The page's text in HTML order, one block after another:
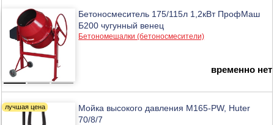
Бетоносмеситель 175/115л 1,2кВт ПрофМаш
Б200 чугунный венец
Бетономешалки (бетоносмесители)
временно нет
Мойка высокого давления M165-PW, Huter
70/8/7